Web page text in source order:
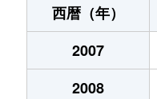
西暦（年）
2007
2008